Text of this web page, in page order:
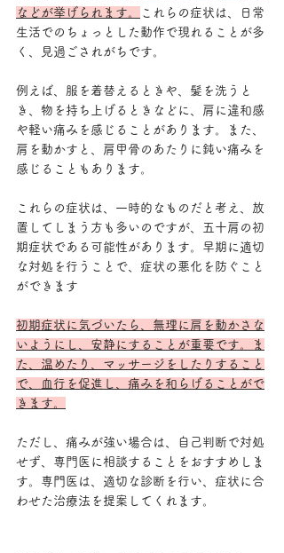
などが挙げられます。
これらの症状は、日常
生活でのちょっとした動作で現れることが多
く、見過ごされがちです。
例えば、服を着替えるときや、髪を洗うと
き、物を持ち上げるときなどに、肩に違和感
や軽い痛みを感じることがあります。また、
肩を動かすと、肩甲骨のあたりに鈍い痛みを
感じることもあります。
これらの症状は、一時的なものだと考え、放
置してしまう方も多いのですが、五十肩の初
期症状である可能性があります。早期に適切
な対処を行うことで、症状の悪化を防ぐこと
ができます
初期症状に気づいたら、無理に肩を動かさな
いようにし、安静にすることが重要です。ま
た、温めたり、マッサージをしたりすること
で、血行を促進し、痛みを和らげることがで
きます。
ただし、痛みが強い場合は、自己判断で対処
せず、専門医に相談することをおすすめしま
す。専門医は、適切な診断を行い、症状に合
わせた治療法を提案してくれます。